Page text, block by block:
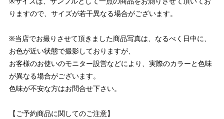
りますので、サイズが若干異なる場合がございます。
※当店でお撮りさせて頂きました商品写真は、なるべく日中に、
お色が近い状態で撮影しておりますが、
お客様のお使いのモニター設営などにより、実際のカラーと色味
が異なる場合がございます。
色味が不安な方はお問合せ下さい。
【ご予約商品に関してのご注意】